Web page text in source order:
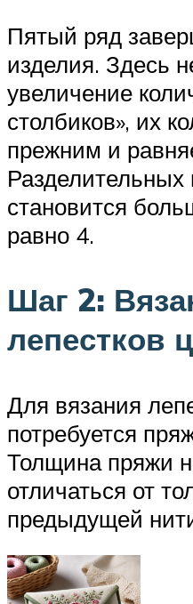
Пятый ряд
изделия. Здесь
увеличение
столбиков», их
прежним и
становится
равно 4.
Шаг 2:
лепестков
Для вязания
потребуется
Толщина пряжи
отличаться от
предыдущей